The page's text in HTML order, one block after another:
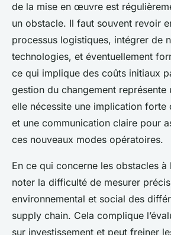
de la mise en œuvre est
un obstacle. Il faut souvent revoir
processus logistiques, intégrer de
technologies, et éventuellement
ce qui implique des coûts initiaux
gestion du changement représente
elle nécessite une implication forte
et une communication claire pour
ces nouveaux modes opératoires.
En ce qui concerne les obstacles
noter la difficulté de mesurer
environnemental et social des
supply chain. Cela complique
sur investissement et peut freiner